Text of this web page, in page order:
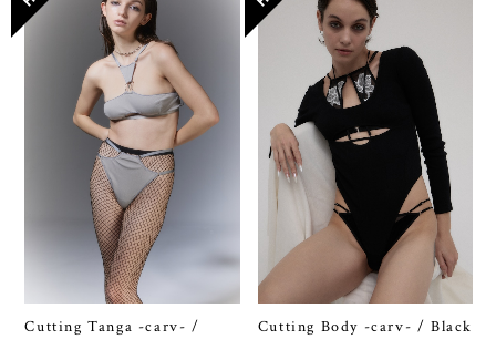
Cutting Tanga -carv- /
Cutting Body -carv- / Black